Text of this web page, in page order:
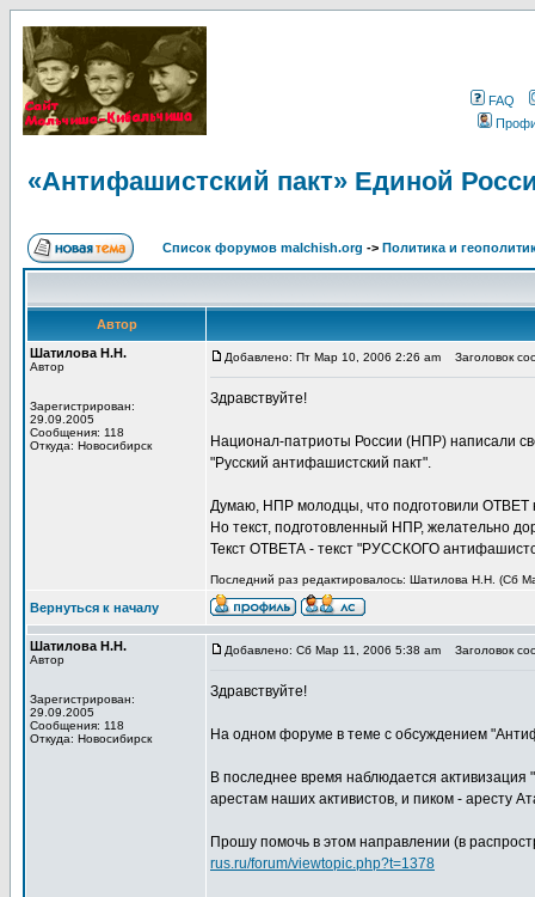
FAQ
«Антифашистский пакт» Единой
Список форумов malchish.org -> Политика и
Автор
Шатилова Н.Н.
Автор
Зарегистрирован:
29.09.2005
Сообщения: 118
Откуда: Новосибирск
Добавлено: Пт Мар 10, 2006 2:26 am Заголовок
Здравствуйте!
Национал-патриоты России (НПР) написали
"Русский антифашистский пакт".
Думаю, НПР молодцы, что подготовили ОТВЕТ
Но текст, подготовленный НПР, желательно
Текст ОТВЕТА - текст "РУССКОГО
Последний раз редактировалось: Шатилова Н.Н. (Сб
Вернуться к началу
Шатилова Н.Н.
Автор
Зарегистрирован:
29.09.2005
Сообщения: 118
Откуда: Новосибирск
Добавлено: Сб Мар 11, 2006 5:38 am Заголовок
Здравствуйте!
На одном форуме в теме с обсуждением
В последнее время наблюдается
арестам наших активистов, и пиком - аресту
Прошу помочь в этом направлении (в
rus.ru/forum/viewtopic.php?t=1378